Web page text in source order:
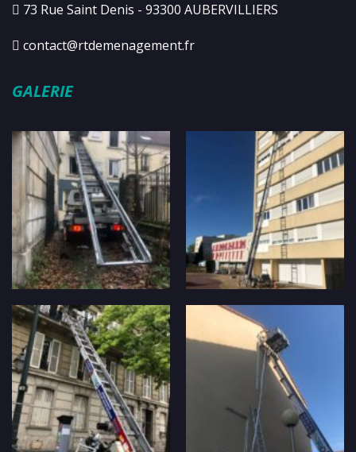
73 Rue Saint Denis - 93300 AUBERVILLIERS
contact@rtdemenagement.fr
GALERIE